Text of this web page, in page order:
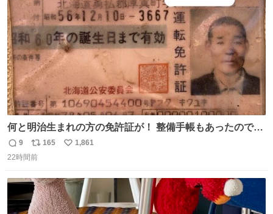
数
何と明治生まれの方の免許証が！ 整備手帳もあったのでこ
の方は新車で買われてるようです 住所調べても既に家はな
くAIに聞いたりリサーチ力の凄い酷道仲間に調べてもらっ
分の手でこの免許証を親族の方に返したいと思っていて今
回実現しそうです
返
信
9
リ
ポ
ト
数
165
い
数
1,861
22時間前